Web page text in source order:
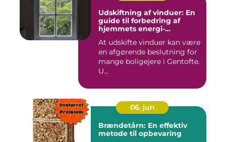
Udskiftning af vinduer: En
guide til forbedring af
hjemmets energi-
At udskifte vinduer kan være
en afgørende beslutning for
mange boligejere i Gentofte.
U...
06. jun
Brændetårn: En effektiv
metode til opbevaring